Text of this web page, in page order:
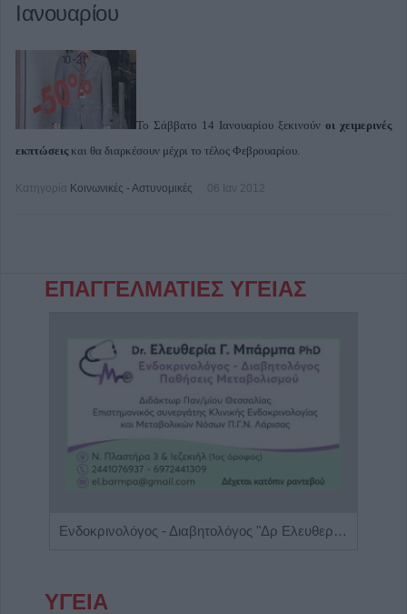
Ιανουαρίου
Το Σάββατο 14 Ιανουαρίου ξεκινούν οι χειμερινές
εκπτώσειςκαι θα διαρκέσουν μέχρι το τέλος Φεβρουαρίου.
Κατηγορία Κοινωνικές - Αστυνομικές 06 Ιαν 2012
ΕΠΑΓΓΕΛΜΑΤΙΕΣ ΥΓΕΙΑΣ
Ενδοκρινολόγος - Διαβητολόγος "Δρ Ελευθερία Γ. Μπάρμπα"
ΥΓΕΙΑ